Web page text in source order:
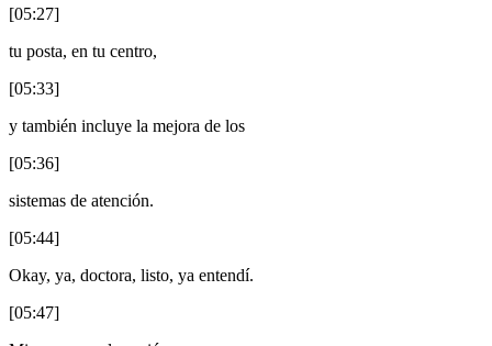
[05:27]
tu posta, en tu centro,
[05:33]
y también incluye la mejora de los
[05:36]
sistemas de atención.
[05:44]
Okay, ya, doctora, listo, ya entendí.
[05:47]